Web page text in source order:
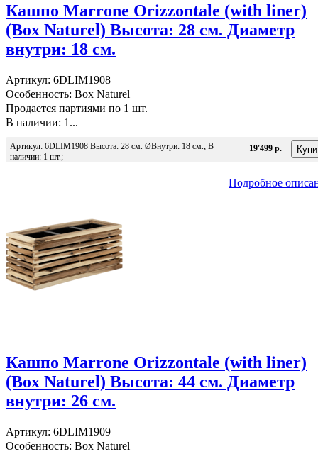
Кашпо Marrone Orizzontale (with liner)
(Box Naturel) Высота: 28 см. Диаметр
внутри: 18 см.
Артикул: 6DLIM1908
Особенность: Box Naturel
Продается партиями по 1 шт.
В наличии: 1...
Артикул: 6DLIM1908 Высота: 28 см. ØВнутри: 18 см.; В
наличии: 1 шт.;
19'499 р.
Подробное
Кашпо Marrone Orizzontale (with liner)
(Box Naturel) Высота: 44 см. Диаметр
внутри: 26 см.
Артикул: 6DLIM1909
Особенность: Box Naturel